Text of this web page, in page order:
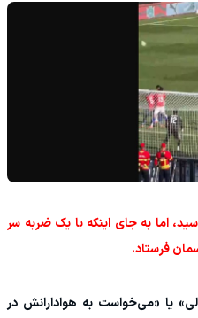
اما به جای اینکه با یک ضربه سر
فرستاد.
یا «می‌خواست به هوادارانش در